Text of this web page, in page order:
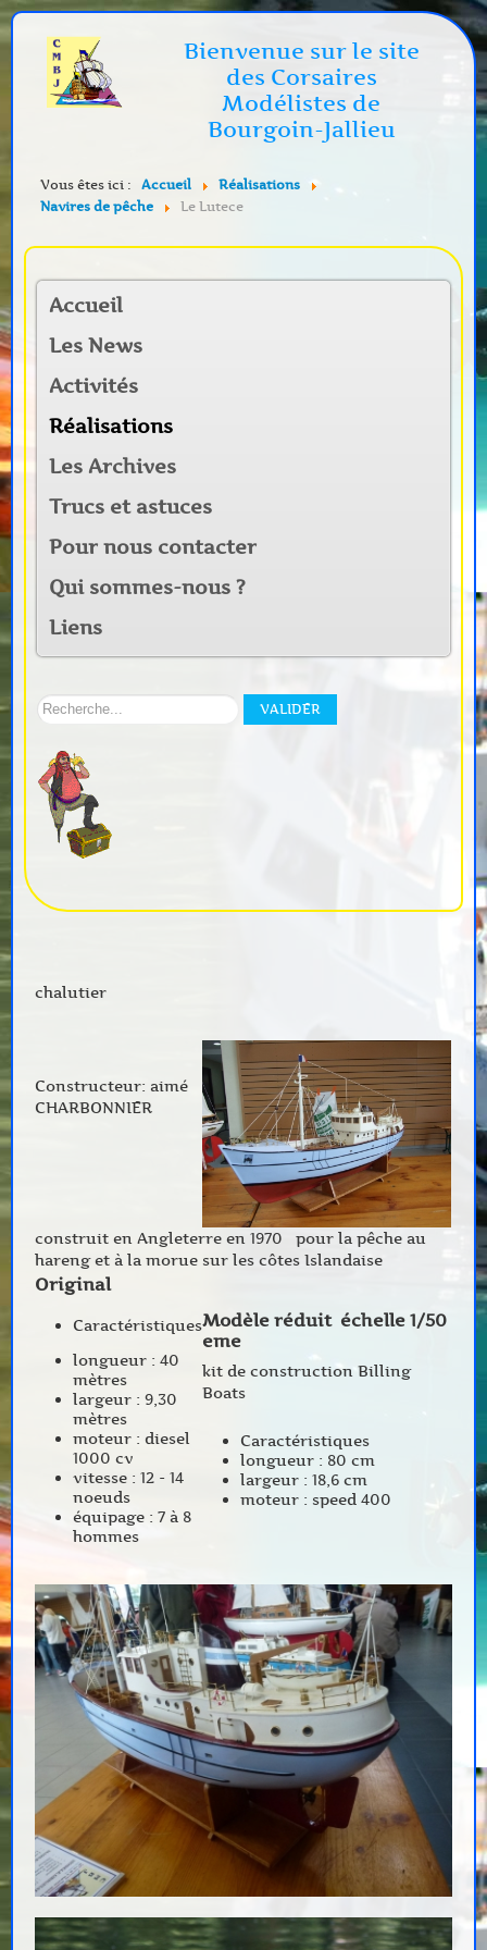
Bienvenue sur le site
des Corsaires
Modélistes de
Bourgoin-Jallieu
Vous êtes ici : Accueil
Réalisations
Navires de pêche
Le Lutece
Accueil
Les News
Activités
Réalisations
Les Archives
Trucs et astuces
Pour nous contacter
Qui sommes-nous ?
Liens
Rechercher
site:
VALIDER
chalutier
Constructeur: aimé
CHARBONNIER
construit en Angleterre en 1970 pour la pêche au
hareng et à la morue sur les côtes Islandaise
Original
Caractéristiques
longueur : 40
mètres
largeur : 9,30
mètres
moteur : diesel
1000 cv
vitesse : 12 - 14
noeuds
équipage : 7 à 8
hommes
Modèle réduit échelle 1/50
eme
kit de construction Billing
Boats
Caractéristiques
longueur : 80 cm
largeur : 18,6 cm
moteur : speed 400